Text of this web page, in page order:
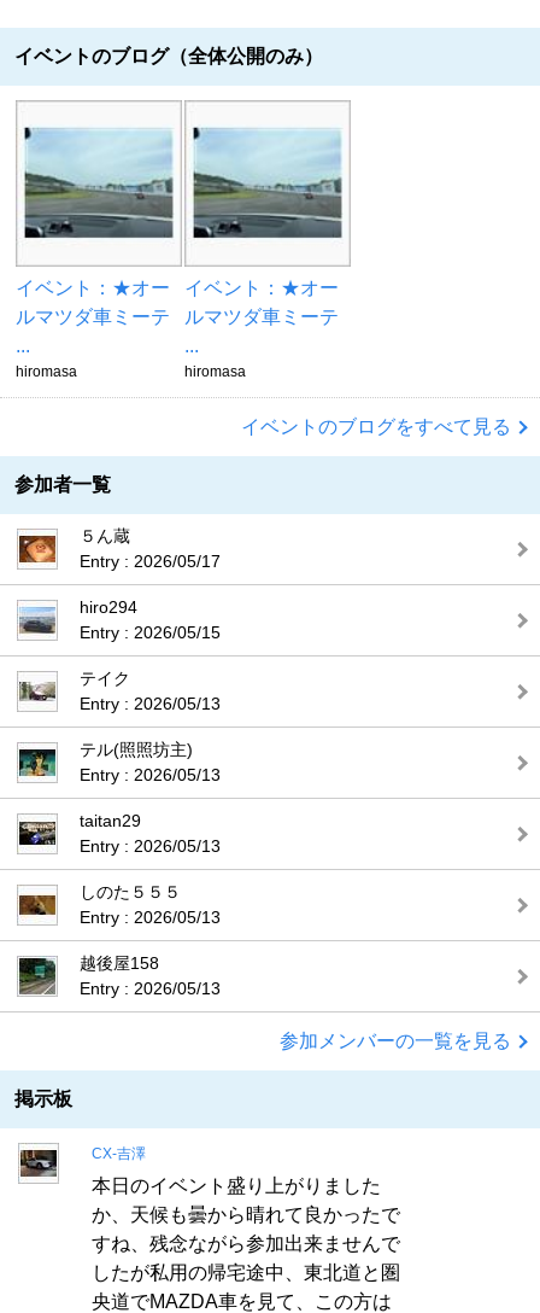
イベントのブログ（全体公開のみ）
イベント：★オー
ルマツダ車ミーテ
...
hiromasa
イベント：★オー
ルマツダ車ミーテ
...
hiromasa
イベントのブログをすべて見る
参加者一覧
５ん蔵
Entry : 2026/05/17
hiro294
Entry : 2026/05/15
テイク
Entry : 2026/05/13
テル(照照坊主)
Entry : 2026/05/13
taitan29
Entry : 2026/05/13
しのた５５５
Entry : 2026/05/13
越後屋158
Entry : 2026/05/13
参加メンバーの一覧を見る
掲示板
CX-吉澤
本日のイベント盛り上がりました
か、天候も曇から晴れて良かったで
すね、残念ながら参加出来ませんで
したが私用の帰宅途中、東北道と圏
央道でMAZDA車を見て、この方は